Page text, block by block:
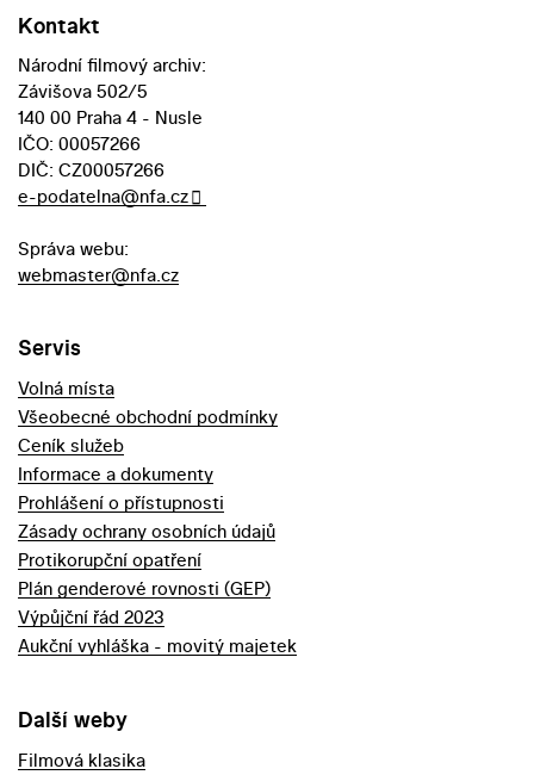
Kontakt
Národní filmový archiv:
Závišova 502/5
140 00 Praha 4 - Nusle
IČO: 00057266
DIČ: CZ00057266
e-podatelna@nfa.cz
Správa webu:
webmaster@nfa.cz
Servis
Volná místa
Všeobecné obchodní podmínky
Ceník služeb
Informace a dokumenty
Prohlášení o přístupnosti
Zásady ochrany osobních údajů
Protikorupční opatření
Plán genderové rovnosti (GEP)
Výpůjční řád 2023
Aukční vyhláška - movitý majetek
Další weby
Filmová klasika